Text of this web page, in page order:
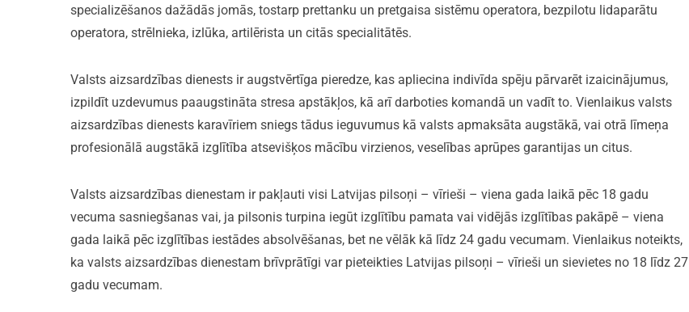
specializēšanos dažādās jomās, tostarp prettanku un pretgaisa sistēmu operatora, bezpilotu lidaparātu
operatora, strēlnieka, izlūka, artilērista un citās specialitātēs.
Valsts aizsardzības dienests ir augstvērtīga pieredze, kas apliecina indivīda spēju pārvarēt izaicinājumus,
izpildīt uzdevumus paaugstināta stresa apstākļos, kā arī darboties komandā un vadīt to. Vienlaikus valsts
aizsardzības dienests karavīriem sniegs tādus ieguvumus kā valsts apmaksāta augstākā, vai otrā līmeņa
profesionālā augstākā izglītība atsevišķos mācību virzienos, veselības aprūpes garantijas un citus.
Valsts aizsardzības dienestam ir pakļauti visi Latvijas pilsoņi – vīrieši – viena gada laikā pēc 18 gadu
vecuma sasniegšanas vai, ja pilsonis turpina iegūt izglītību pamata vai vidējās izglītības pakāpē – viena
gada laikā pēc izglītības iestādes absolvēšanas, bet ne vēlāk kā līdz 24 gadu vecumam. Vienlaikus noteikts,
ka valsts aizsardzības dienestam brīvprātīgi var pieteikties Latvijas pilsoņi – vīrieši un sievietes no 18 līdz 27
gadu vecumam.